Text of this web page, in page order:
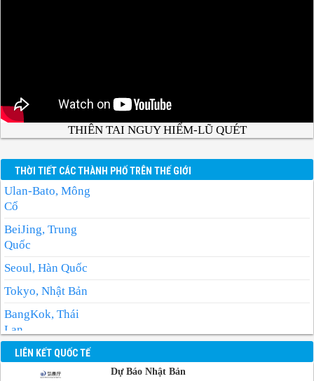
THIÊN TAI NGUY HIỂM-LŨ QUÉT
THỜI TIẾT CÁC THÀNH PHỐ TRÊN THẾ GIỚI
Ulan-Bato, Mông
Cổ
BeiJing, Trung
Quốc
Seoul, Hàn Quốc
Tokyo, Nhật Bản
BangKok, Thái
Lan
Manila, Philippin
Phnom-Penh,
LIÊN KẾT QUỐC TẾ
Dự Báo Nhật Bản